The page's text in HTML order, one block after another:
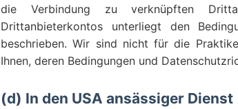
die Verbindung zu verknüpften
Drittanbieterkontos unterliegt den
beschrieben. Wir sind nicht für die
Ihnen, deren Bedingungen und
(d) In den USA ansässiger Dienst